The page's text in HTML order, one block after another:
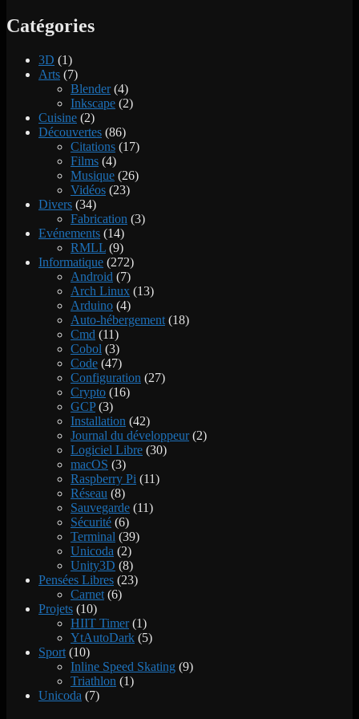
Catégories
3D (1)
Arts (7)
Blender(4)
Inkscape (2)
Cuisine (2)
Découvertes (86)
Citations (17)
Films (4)
Musique (26)
Vidéos (23)
Divers (34)
Fabrication (3)
Evénements (14)
RMLL (9)
Informatique (272)
Android (7)
Arch Linux (13)
Arduino (4)
Auto-hébergement (18)
Cmd (11)
Cobol (3)
Code (47)
Configuration (27)
Crypto (16)
GCP(3)
Installation (42)
Journal du développeur(2)
Logiciel Libre (30)
macOS (3)
Raspberry Pi (11)
Réseau (8)
Sauvegarde (11)
Sécurité (6)
Terminal (39)
Unicoda (2)
Unity3D (8)
Pensées Libres (23)
Carnet (6)
Projets (10)
HIIT Timer(1)
YtAutoDark (5)
Sport (10)
Inline Speed Skating (9)
Triathlon (1)
Unicoda (7)